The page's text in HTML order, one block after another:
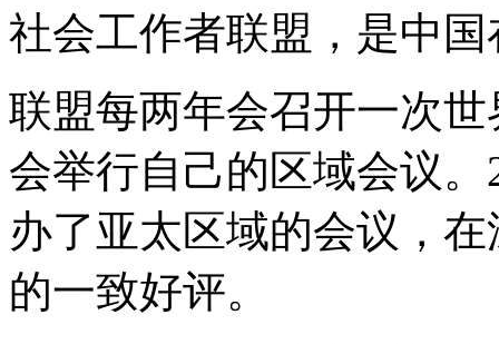
社会工作者联盟，是中
联盟每两年会召开一次
会举行自己的区域会议
办了亚太区域的会议，
的一致好评。